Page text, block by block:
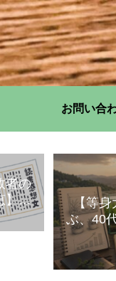
お問い合
者の
】古
歴史
学ぶ
【等身
ぶ、40